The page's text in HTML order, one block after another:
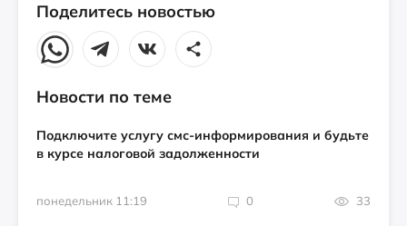
Поделитесь новостью
Новости по теме
Подключите услугу смс-информирования и будьте
в курсе налоговой задолженности
понедельник 11:19 0 33